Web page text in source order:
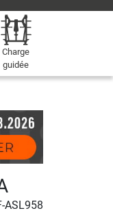
Charge
guidée
ASL958